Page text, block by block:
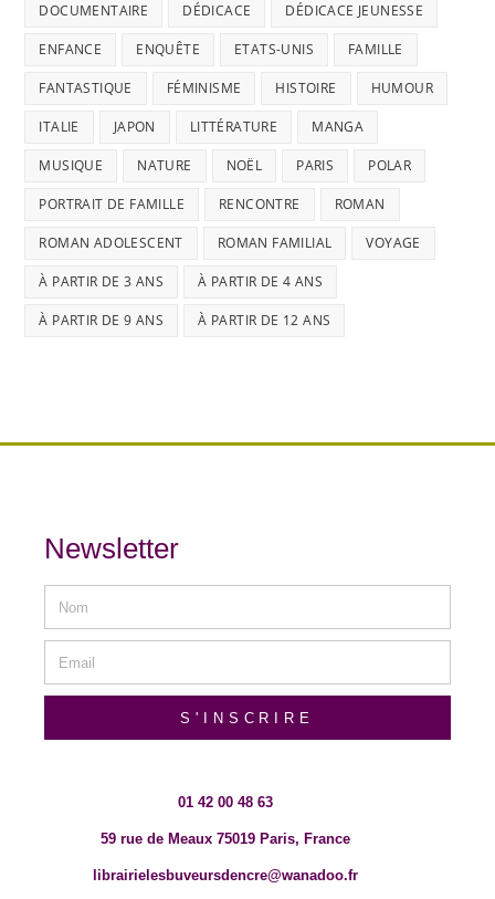
DOCUMENTAIRE DÉDICACE DÉDICACE JEUNESSE
ENFANCE ENQUÊTE ETATS-UNIS FAMILLE
FANTASTIQUE FÉMINISME HISTOIRE HUMOUR
ITALIE JAPON LITTÉRATURE MANGA
MUSIQUE NATURE NOËL PARIS POLAR
PORTRAIT DE FAMILLE RENCONTRE ROMAN
ROMAN ADOLESCENT ROMAN FAMILIAL VOYAGE
À PARTIR DE 3 ANS À PARTIR DE 4 ANS
À PARTIR DE 9 ANS À PARTIR DE 12 ANS
Newsletter
S'INSCRIRE
01 42 00 48 63
59 rue de Meaux 75019 Paris, France
librairielesbuveursdencre@wanadoo.fr